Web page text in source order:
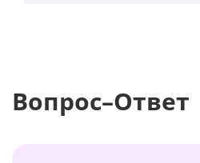
Вопрос–Ответ